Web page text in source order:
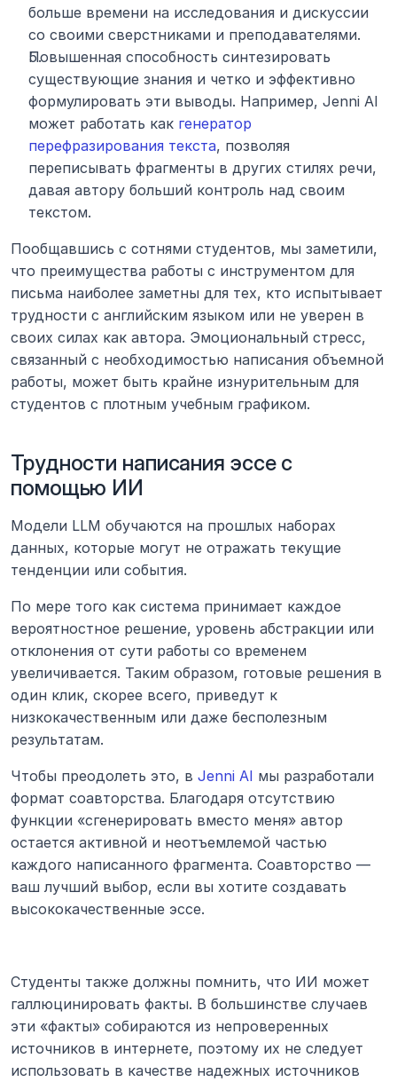
больше времени на исследования и дискуссии
со своими сверстниками и преподавателями.
Повышенная способность синтезировать
существующие знания и четко и эффективно
формулировать эти выводы. Например, Jenni AI
может работать как генератор
перефразирования текста, позволяя
переписывать фрагменты в других стилях речи,
давая автору больший контроль над своим
текстом.
Пообщавшись с сотнями студентов, мы заметили,
что преимущества работы с инструментом для
письма наиболее заметны для тех, кто испытывает
трудности с английским языком или не уверен в
своих силах как автора. Эмоциональный стресс,
связанный с необходимостью написания объемной
работы, может быть крайне изнурительным для
студентов с плотным учебным графиком.
Трудности написания эссе с
помощью ИИ
Модели LLM обучаются на прошлых наборах
данных, которые могут не отражать текущие
тенденции или события.
По мере того как система принимает каждое
вероятностное решение, уровень абстракции или
отклонения от сути работы со временем
увеличивается. Таким образом, готовые решения в
один клик, скорее всего, приведут к
низкокачественным или даже бесполезным
результатам.
Чтобы преодолеть это, в Jenni AI мы разработали
формат соавторства. Благодаря отсутствию
функции «сгенерировать вместо меня» автор
остается активной и неотъемлемой частью
каждого написанного фрагмента. Соавторство —
ваш лучший выбор, если вы хотите создавать
высококачественные эссе.
Студенты также должны помнить, что ИИ может
галлюцинировать факты. В большинстве случаев
эти «факты» собираются из непроверенных
источников в интернете, поэтому их не следует
использовать в качестве надежных источников